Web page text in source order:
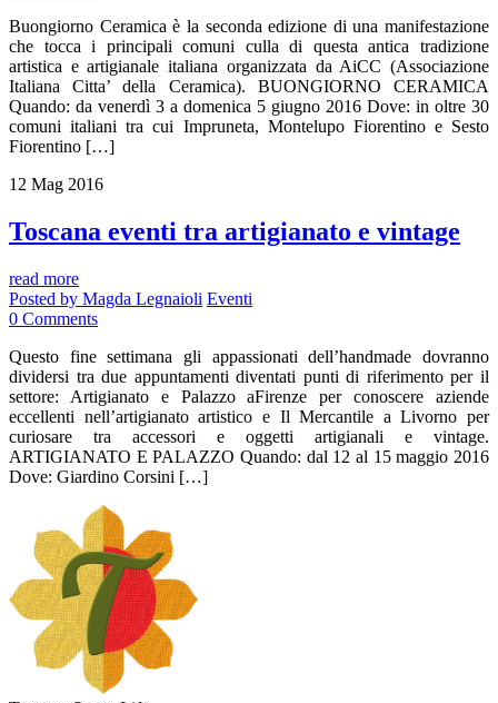
Buongiorno Ceramica è la seconda edizione di una manifestazione
che tocca i principali comuni culla di questa antica tradizione
artistica e artigianale italiana organizzata da AiCC (Associazione
Italiana Citta’ della Ceramica). BUONGIORNO CERAMICA
Quando: da venerdì 3 a domenica 5 giugno 2016 Dove: in oltre 30
comuni italiani tra cui Impruneta, Montelupo Fiorentino e Sesto
Fiorentino […]
12 Mag 2016
Toscana eventi tra artigianato e vintage
read more
Posted by Magda Legnaioli Eventi
0 Comments
Questo fine settimana gli appassionati dell’handmade dovranno
dividersi tra due appuntamenti diventati punti di riferimento per il
settore: Artigianato e Palazzo aFirenze per conoscere aziende
eccellenti nell’artigianato artistico e Il Mercantile a Livorno per
curiosare tra accessori e oggetti artigianali e vintage.
ARTIGIANATO E PALAZZO Quando: dal 12 al 15 maggio 2016
Dove: Giardino Corsini […]